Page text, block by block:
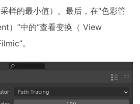
样的最小值）。最后，在“色彩管
）”中的“查看变换（ View
。